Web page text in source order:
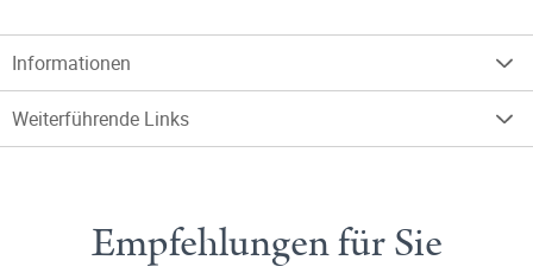
Informationen
Weiterführende Links
Empfehlungen für Sie